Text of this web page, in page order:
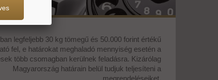
legfeljebb 30 kg tömegű és 50.000 forint értékű
fel, e határokat meghaladó mennyiség esetén a
több csomagban kerülnek feladásra. Kizárólag
Magyarország határain belül tudjuk teljesíteni a